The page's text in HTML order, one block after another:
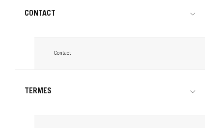
CONTACT
Contact
TERMES